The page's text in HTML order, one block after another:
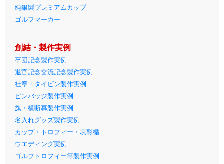
純銀製プレミアムカップ
ゴルフマーカー
創結・製作実例
卒団記念製作実例
退官記念交流記念製作実例
社章・タイピン製作実例
ピンバッジ製作実例
旗・横断幕製作実例
名入れグッズ製作実例
カップ・トロフィー・表彰楯
ウエディング実例
ゴルフトロフィー等製作実例